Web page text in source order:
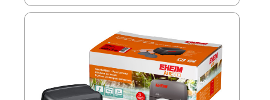
aquatique sain. Efficace, à économie
énergétique Apport optimal en oxygène pour
les poissons et les plantes Boîtier résistant aux
UV et technologie de pompe particulière
robuste Maniement simple Inclus dans la
pierres d'aération 2 tuyaux d'aération de 5 m